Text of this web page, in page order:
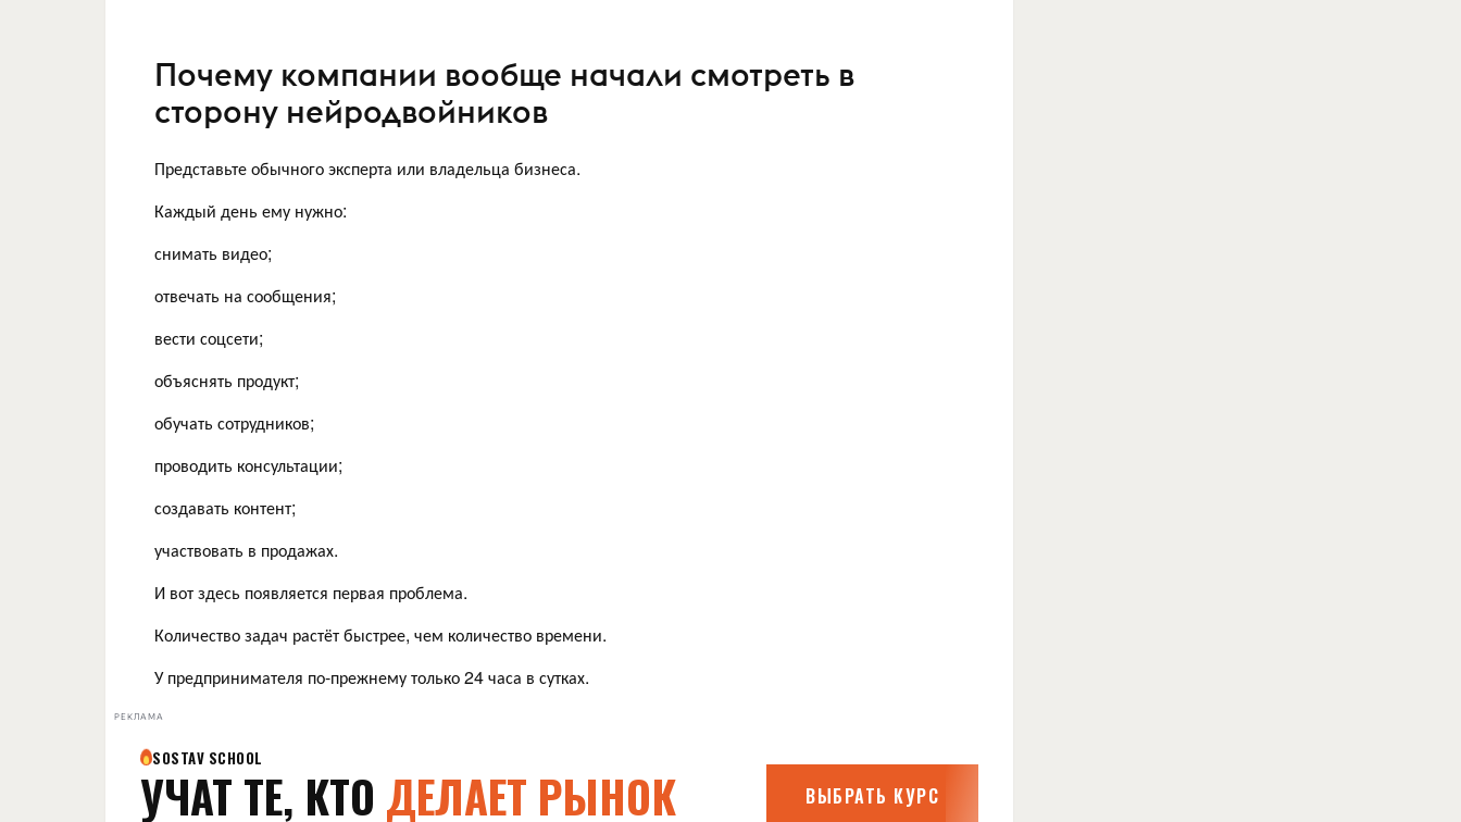
Почему компании вообще начали смотреть в
сторону нейродвойников
Представьте обычного эксперта или владельца бизнеса.
Каждый день ему нужно:
снимать видео;
отвечать на сообщения;
вести соцсети;
объяснять продукт;
обучать сотрудников;
проводить консультации;
создавать контент;
участвовать в продажах.
И вот здесь появляется первая проблема.
Количество задач растёт быстрее, чем количество времени.
У предпринимателя по-прежнему только 24 часа в сутках.
РЕКЛАМА